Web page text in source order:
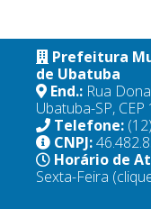
Prefeitura
de Ubatuba
End.: Rua
Ubatuba-SP,
Telefone:
CNPJ:
Horário de
Sexta-Feira